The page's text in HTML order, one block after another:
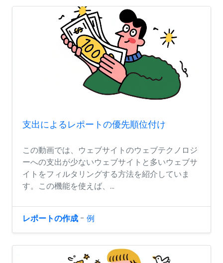
支出によるレポートの優先順位付け
この動画では、ウェブサイトのウェブテクノロジ
ーへの支出が少ないウェブサイトと多いウェブサ
イトをフィルタリングする方法を紹介していま
す。この機能を使えば、...
レポートの作成 - 例